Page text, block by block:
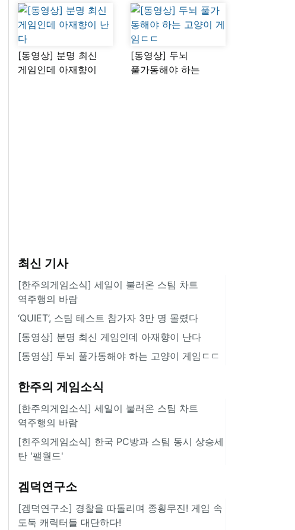
[동영상] 분명 최신
게임인데 아재향이
[동영상] 두뇌
풀가동해야 하는
최신 기사
[한주의게임소식] 세일이 불러온 스팀 차트
역주행의 바람
‘QUIET’, 스팀 테스트 참가자 3만 명 몰렸다
[동영상] 분명 최신 게임인데 아재향이 난다
[동영상] 두뇌 풀가동해야 하는 고양이 게임ㄷㄷ
한주의 게임소식
[한주의게임소식] 세일이 불러온 스팀 차트
역주행의 바람
[힌주의게임소식] 한국 PC방과 스팀 동시 상승세
탄 '팰월드'
겜덕연구소
[겜덕연구소] 경찰을 따돌리며 종횡무진! 게임 속
도둑 캐릭터들 대단하다!